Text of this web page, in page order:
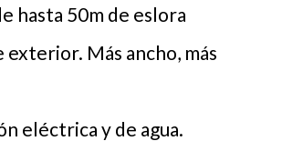
hasta 50m de eslora
Más ancho, más
eléctrica y de agua.